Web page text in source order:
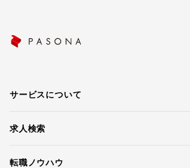
サービスについて
求人検索
転職ノウハウ